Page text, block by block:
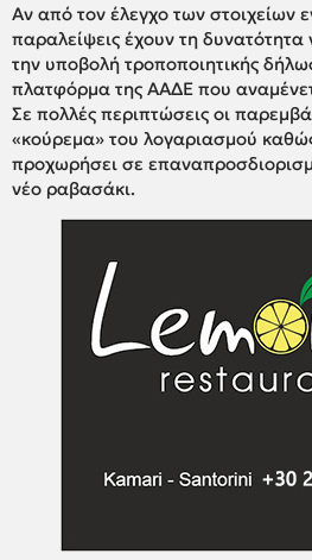
Αν από τον έλεγχο των στοιχείων
παραλείψεις έχουν τη
την υποβολή τροποποιητικής
πλατφόρμα της ΑΑΔΕ που
Σε πολλές περιπτώσεις οι
«κούρεμα» του λογαριασμού
προχωρήσει σε
νέο ραβασάκι.